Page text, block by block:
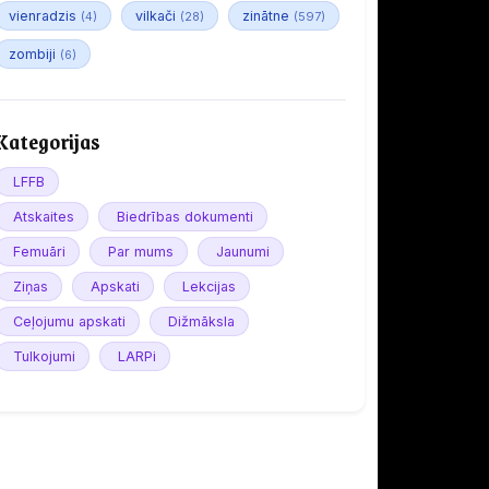
vienradzis (4) vilkači (28) zinātne (597)
zombiji (6)
LFFB
Atskaites Biedrības dokumenti
Femuāri Par mums Jaunumi
Ziņas Apskati Lekcijas
Ceļojumu apskati Dižmāksla
Tulkojumi LARPi